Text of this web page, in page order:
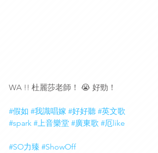
WA !! 杜麗莎老師！ 😭 好勁！
#假如 #我識唱嫁 #好好聽 #英文歌
#spark #上音樂堂 #廣東歌 #厄like
#SO力臻 #ShowOff